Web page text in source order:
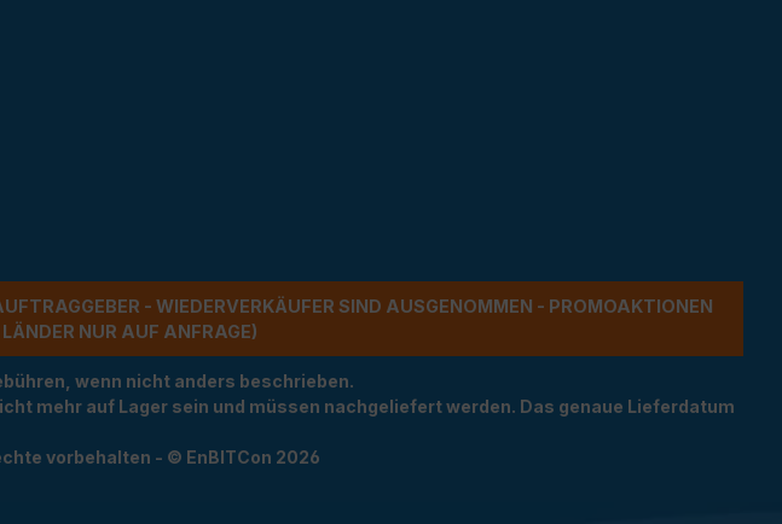
- WIEDERVERKÄUFER SIND AUSGENOMMEN - PROMOAKTIONEN G
NUR AUF ANFRAGE)
wenn nicht anders beschrieben.
mehr auf Lager sein und müssen nachgeliefert werden. Das genaue Lieferdatum
vorbehalten - © EnBITCon 2026